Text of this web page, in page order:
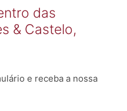
das
& Castelo,
e receba a nossa